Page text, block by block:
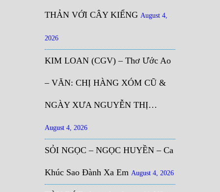
THẢN VỚI CÂY KIỂNG August 4,
2026
KIM LOAN (CGV) – Thơ Ước Ao
– VĂN: CHỊ HÀNG XÓM CŨ &
NGÀY XƯA NGUYỄN THỊ…
August 4, 2026
SỎI NGỌC – NGỌC HUYỀN – Ca
Khúc Sao Đành Xa Em August 4, 2026